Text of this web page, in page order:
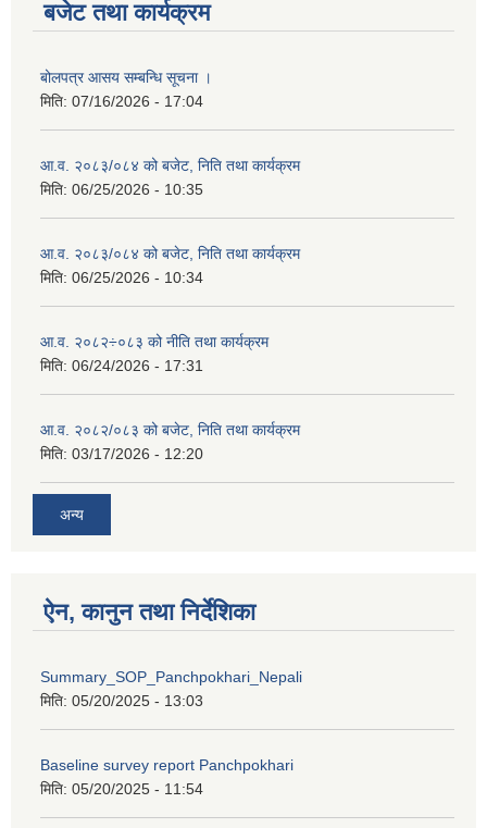
बजेट तथा कार्यक्रम
बोलपत्र आसय सम्बन्धि सूचना ।
मिति: 07/16/2026 - 17:04
आ.व. २०८३/०८४ को बजेट, निति तथा कार्यक्रम
मिति: 06/25/2026 - 10:35
आ.व. २०८३/०८४ को बजेट, निति तथा कार्यक्रम
मिति: 06/25/2026 - 10:34
आ.व. २०८२÷०८३ को नीति तथा कार्यक्रम
मिति: 06/24/2026 - 17:31
आ.व. २०८२/०८३ को बजेट, निति तथा कार्यक्रम
मिति: 03/17/2026 - 12:20
अन्य
ऐन, कानुन तथा निर्देशिका
Summary_SOP_Panchpokhari_Nepali
मिति: 05/20/2025 - 13:03
Baseline survey report Panchpokhari
मिति: 05/20/2025 - 11:54